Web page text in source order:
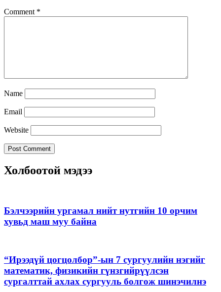
Comment *
Name
Email
Website
Холбоотой мэдээ
Бэлчээрийн ургамал нийт нутгийн 10 орчим
хувьд маш муу байна
“Ирээдүй цогцолбор”-ын 7 сургуулийн нэгийг
математик, физикийн гүнзгийрүүлсэн
сургалттай ахлах сургууль болгож шинэчилнэ